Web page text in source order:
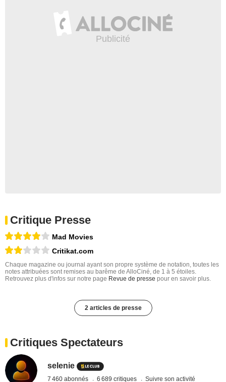
Critique Presse
Mad Movies
Critikat.com
Chaque magazine ou journal ayant son propre système de notation, toutes les
notes attribuées sont remises au barême de AlloCiné, de 1 à 5 étoiles.
Retrouvez plus d'infos sur notre page Revue de presse pour en savoir plus.
2 articles de presse
Critiques Spectateurs
selenie
7 460 abonnés 6 689 critiques Suivre son activité